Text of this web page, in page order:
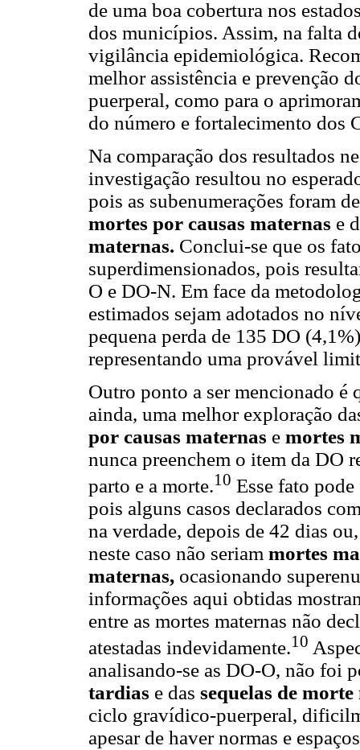
de uma boa cobertura nos
dos municípios. Assim, na falta
vigilância epidemiológica.
melhor assistência e prevenção
puerperal, como para o
do número e fortalecimento dos
Na comparação dos resultados
investigação resultou no
pois as subenumerações foram
mortes por causas maternas e
maternas. Conclui-se que os
superdimensionados, pois
O e DO-N. Em face da
estimados sejam adotados no
pequena perda de 135 DO
representando uma provável
Outro ponto a ser mencionado é
ainda, uma melhor exploração
por causas maternas e mortes
nunca preenchem o item da DO
parto e a morte.10 Esse fato
pois alguns casos declarados
na verdade, depois de 42 dias
neste caso não seriam mortes
maternas, ocasionando
informações aqui obtidas
entre as mortes maternas não
atestadas indevidamente.10
analisando-se as DO-O, não foi
tardias e das sequelas de
ciclo gravídico-puerperal,
apesar de haver normas e